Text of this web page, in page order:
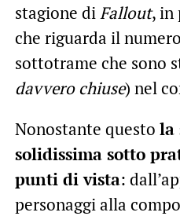
stagione diFallout, in
che riguarda il
sottotrame che sono
davvero chiuse) nel
Nonostante questo la
solidissima sotto
punti di vista:
personaggi alla